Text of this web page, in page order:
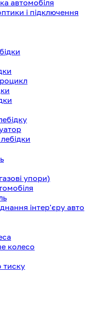
автомобіля
і підключення
упори)
інтер'єру авто
колесо
тиску